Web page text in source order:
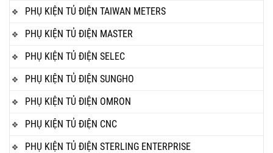
PHỤ KIỆN TỦ ĐIỆN TAIWAN METERS
PHỤ KIỆN TỦ ĐIỆN MASTER
PHỤ KIỆN TỦ ĐIỆN SELEC
PHỤ KIỆN TỦ ĐIỆN SUNGHO
PHỤ KIỆN TỦ ĐIỆN OMRON
PHỤ KIỆN TỦ ĐIỆN CNC
PHỤ KIỆN TỦ ĐIỆN STERLING ENTERPRISE